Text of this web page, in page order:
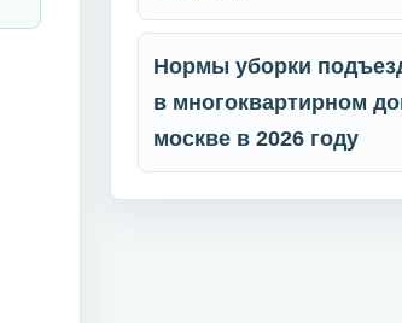
Нормы уборки
в многоквартирном
москве в 2026 году